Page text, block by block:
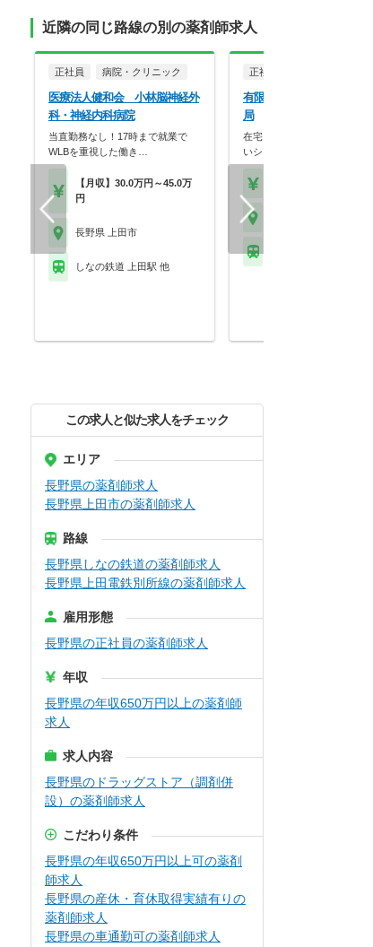
近隣の同じ路線の別の薬剤師求人
正社員 病院・クリニック
医療法人健和会 小林脳神経外
科・神経内科病院
当直勤務なし！17時まで就業で
WLBを重視した働き…
【月収】30.0万円～45.0万
円
長野県 上田市
しなの鉄道 上田駅 他
正社員
有限会社あゆみ 丸子く
局
在宅・多科目で成長◎自由度
いシフトで長く働ける…
この求人と似た求人をチェック
エリア
長野県の薬剤師求人
長野県上田市の薬剤師求人
路線
長野県しなの鉄道の薬剤師求人
長野県上田電鉄別所線の薬剤師求人
雇用形態
長野県の正社員の薬剤師求人
年収
長野県の年収650万円以上の薬剤師
求人
求人内容
長野県のドラッグストア（調剤併
設）の薬剤師求人
こだわり条件
長野県の年収650万円以上可の薬剤
師求人
長野県の産休・育休取得実績有りの
薬剤師求人
長野県の車通勤可の薬剤師求人